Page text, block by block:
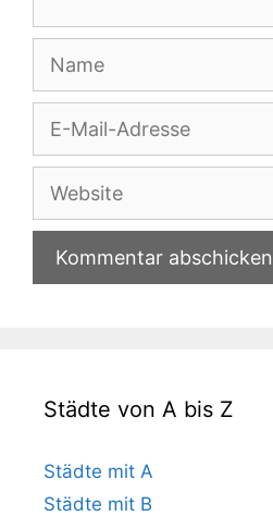
Adresse
Website
Städte von A bis Z
Städte mit A
Städte mit B